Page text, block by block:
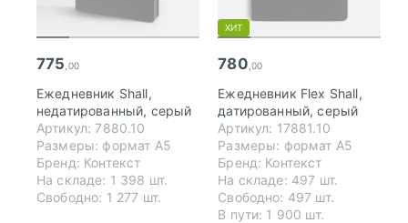
775 ,00
Ежедневник Shall,
недатированный, серый
Артикул: 7880.10
Размеры: формат А5
Бренд: Контекст
На складе: 1 398 шт.
Свободно: 1 277 шт.
ХИТ
780 ,00
Ежедневник Flex Shall,
датированный, серый
Артикул: 17881.10
Размеры: формат А5
Бренд: Контекст
На складе: 497 шт.
Свободно: 497 шт.
В пути: 1 900 шт.